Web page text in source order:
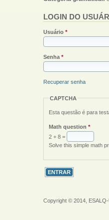
LOGIN DO
Usuário *
Senha *
Recuperar senha
CAPTCHA
Esta questão é para
Math question *
2 + 8 =
Solve this simple math
Copyright © 2014,